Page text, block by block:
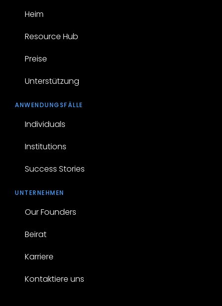
Heim
Resource Hub
Preise
Unterstützung
ANWENDUNGSFÄLLE
Individuals
Institutions
Success Stories
UNTERNEHMEN
Our Founders
Beirat
Karriere
Kontaktiere uns